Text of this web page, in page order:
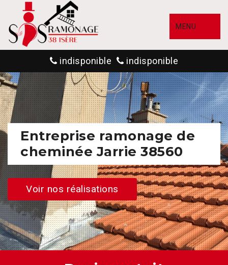
MENU
indisponible indisponible
Entreprise ramonage de
cheminée Jarrie 38560
Voir nos réalisations